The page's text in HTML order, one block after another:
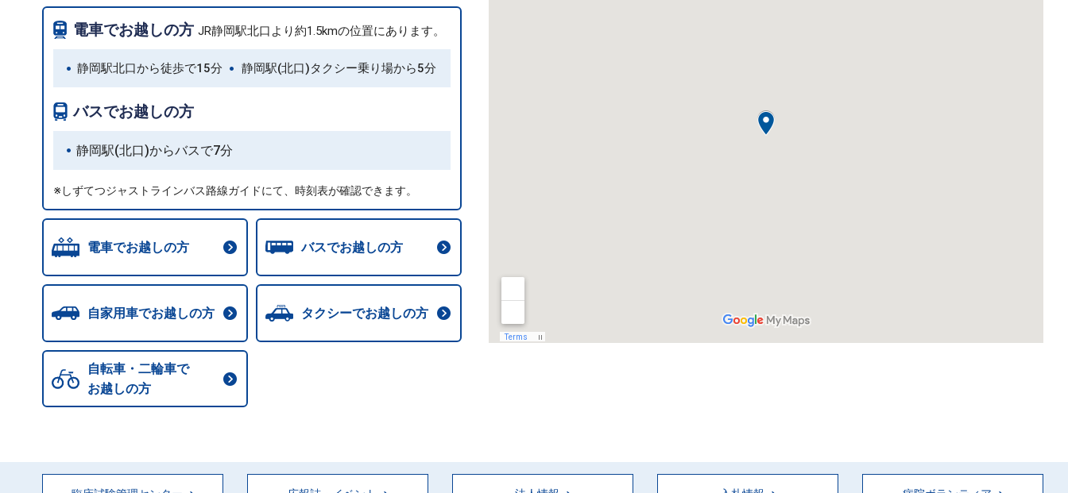
電車でお越しの方 JR静岡駅北口より約1.5kmの位置にあります。
静岡駅北口から徒歩で15分 静岡駅(北口)タクシー乗り場から5分
バスでお越しの方
静岡駅(北口)からバスで7分
※しずてつジャストラインバス路線ガイドにて、時刻表が確認できます。
電車でお越しの方 バスでお越しの方
自家用車でお越しの方 タクシーでお越しの方
自転車・二輪車で
お越しの方